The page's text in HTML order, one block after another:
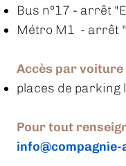
Bus n°17 - arrêt
Métro M1 - arrêt
Accès par voiture
places de parking
Pour tout